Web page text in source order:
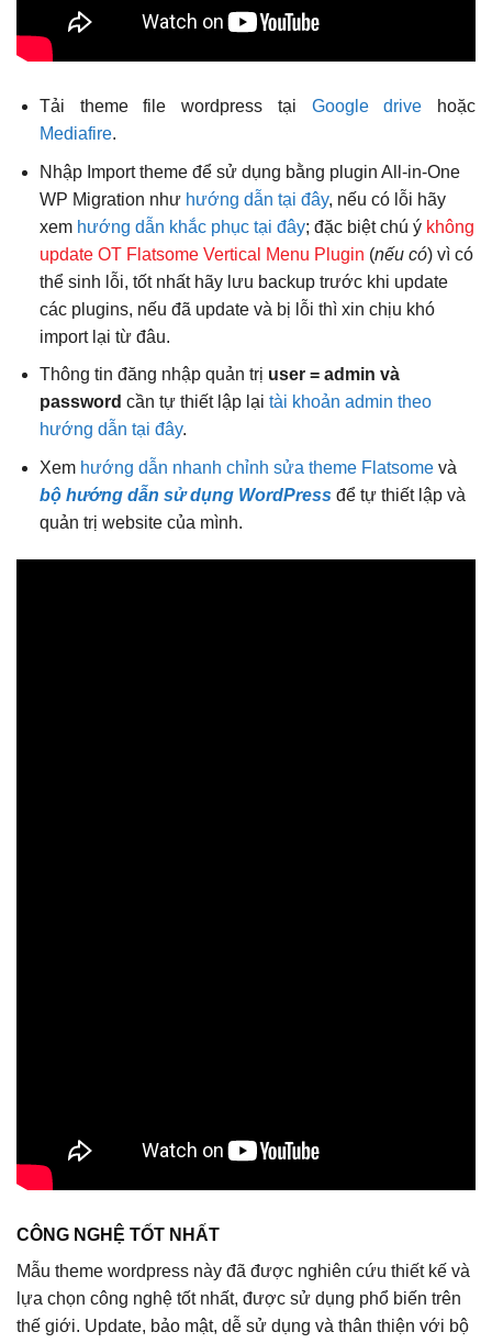
Tải theme file wordpress tại Google drive hoặc
Mediafire.
Nhập Import theme để sử dụng bằng plugin All-in-One
WP Migration như hướng dẫn tại đây, nếu có lỗi hãy
xem hướng dẫn khắc phục tại đây; đặc biệt chú ý không
update OT Flatsome Vertical Menu Plugin (nếu có) vì có
thể sinh lỗi, tốt nhất hãy lưu backup trước khi update
các plugins, nếu đã update và bị lỗi thì xin chịu khó
import lại từ đâu.
Thông tin đăng nhập quản trị user = admin và
password cần tự thiết lập lại tài khoản admin theo
hướng dẫn tại đây.
Xem hướng dẫn nhanh chỉnh sửa theme Flatsomevà
bộ hướng dẫn sử dụng WordPressđể tự thiết lập và
quản trị website của mình.
CÔNG NGHỆ TỐT NHẤT
Mẫu theme wordpress này đã được nghiên cứu thiết kế và
lựa chọn công nghệ tốt nhất, được sử dụng phổ biến trên
thế giới. Update, bảo mật, dễ sử dụng và thân thiện với bộ